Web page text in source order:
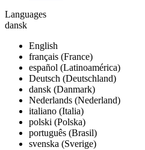
Languages
dansk
English
français (France)
español (Latinoamérica)
Deutsch (Deutschland)
dansk (Danmark)
Nederlands (Nederland)
italiano (Italia)
polski (Polska)
português (Brasil)
svenska (Sverige)